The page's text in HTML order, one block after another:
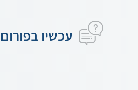
עכשיו בפורום